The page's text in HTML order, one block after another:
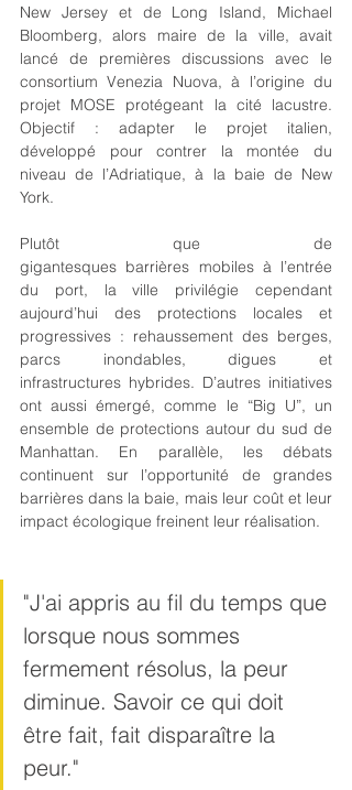
New Jersey et de Long Island, Michael
Bloomberg, alors maire de la ville, avait
lancé de premières discussions avec le
consortium Venezia Nuova, à l’origine du
projet MOSE protégeant la cité lacustre.
Objectif : adapter le projet italien,
développé pour contrer la montée du
niveau de l’Adriatique, à la baie de New
York.
Plutôt que de
gigantesques barrières mobiles à l’entrée
du port, la ville privilégie cependant
aujourd’hui des protections locales et
progressives : rehaussement des berges,
parcs inondables, digues et
infrastructures hybrides. D’autres initiatives
ont aussi émergé, comme le “Big U”, un
ensemble de protections autour du sud de
Manhattan. En parallèle, les débats
continuent sur l’opportunité de grandes
barrières dans la baie, mais leur coût et leur
impact écologique freinent leur réalisation.
"J'ai appris au fil du temps que
lorsque nous sommes
fermement résolus, la peur
diminue. Savoir ce qui doit
être fait, fait disparaître la
peur."